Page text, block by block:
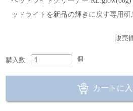
ッドライトを新品の輝きに戻す専用研
販売
購入数 個
カートに